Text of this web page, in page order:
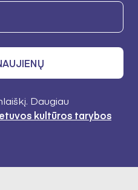
Daugiau
kultūros tarybos